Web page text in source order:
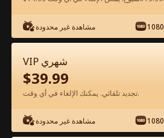
شاهد مجانًا في التطبيقمشاهدة غير محدودة
VIP شهري
$39.99
تجديد تلقائي. يمكنك الإلغاء في أي وقت.
مشاهدة غير محدودة